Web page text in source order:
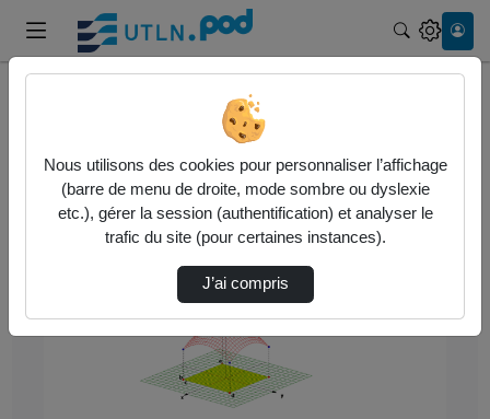
Exercices sur les intégrales doubles - parti…
Lire
la
Nous utilisons des cookies pour personnaliser l’affichage
(barre de menu de droite, mode sombre ou dyslexie
etc.), gérer la session (authentification) et analyser le
trafic du site (pour certaines instances).
J’ai compris